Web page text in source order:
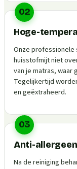
02
Hoge-
Onze
huisstofmijt niet
van je matras, waar
Tegelijkertijd
en geëxtraheerd.
03
Anti-
Na de reiniging